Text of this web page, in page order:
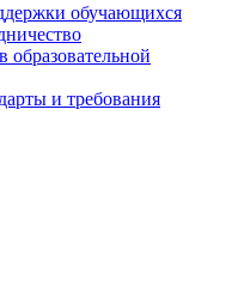
обучающихся
образовательной
и требования